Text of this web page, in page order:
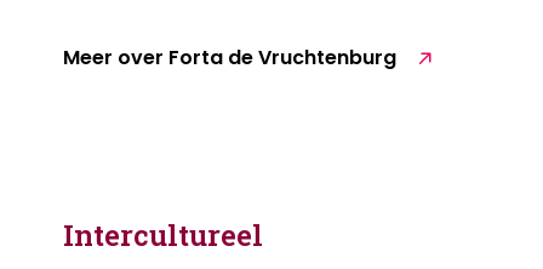
Meer over Forta de Vruchtenburg
Intercultureel